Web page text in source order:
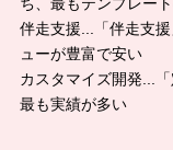
伴走支援...「伴走支
ューが豊富で安い
カスタマイズ開発...
最も実績が多い